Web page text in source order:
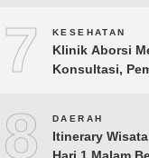
7 KESEHATAN
Klinik Aborsi
Konsultasi,
8 DAERAH
Itinerary